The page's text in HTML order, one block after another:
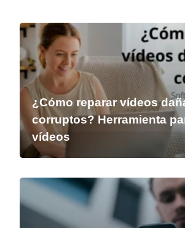
¿Cómo reparar vídeos
corruptos? Herramienta
vídeos